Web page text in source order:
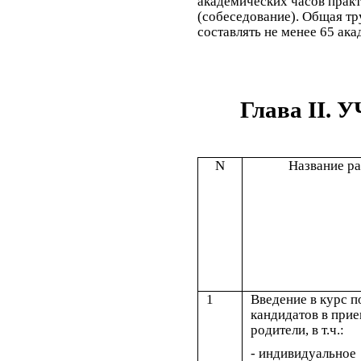
(собеседование). Общая
составлять не менее 65
Глава II.
N Название
1
Введение в курс
кандидатов в
родители, в т.ч.:
- индивидуальное